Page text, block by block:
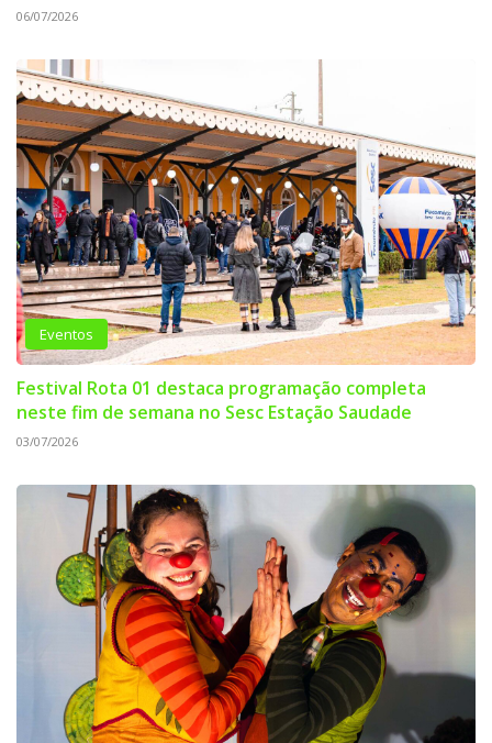
06/07/2026
Eventos
Festival Rota 01 destaca programação completa
neste fim de semana no Sesc Estação Saudade
03/07/2026